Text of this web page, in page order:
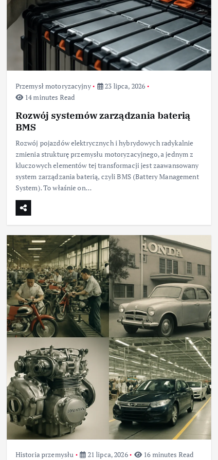
Przemysł motoryzacyjny
23 lipca, 2026
14 minutes Read
Rozwój systemów zarządzania baterią
BMS
Rozwój pojazdów elektrycznych i hybrydowych radykalnie
zmienia strukturę przemysłu motoryzacyjnego, a jednym z
kluczowych elementów tej transformacji jest zaawansowany
system zarządzania baterią, czyli BMS (Battery Management
System). To właśnie on…
Historia przemysłu 21 lipca, 2026 16 minutes Read